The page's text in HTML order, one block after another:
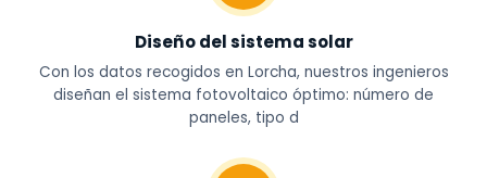
Diseño del sistema solar
Con los datos recogidos en Lorcha, nuestros ingenieros
diseñan el sistema fotovoltaico óptimo: número de
paneles, tipo d